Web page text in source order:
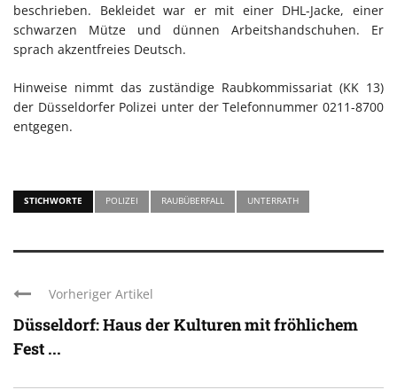
beschrieben. Bekleidet war er mit einer DHL-Jacke, einer
schwarzen Mütze und dünnen Arbeitshandschuhen. Er
sprach akzentfreies Deutsch.
Hinweise nimmt das zuständige Raubkommissariat (KK 13)
der Düsseldorfer Polizei unter der Telefonnummer 0211-8700
entgegen.
STICHWORTE POLIZEI RAUBÜBERFALL UNTERRATH
Vorheriger Artikel
Düsseldorf: Haus der Kulturen mit fröhlichem
Fest ...